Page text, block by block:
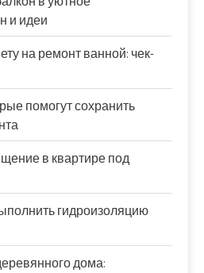
и идеи
на ремонт ванной: чек-
помогут сохранить
в квартире под
гидроизоляцию
дома: